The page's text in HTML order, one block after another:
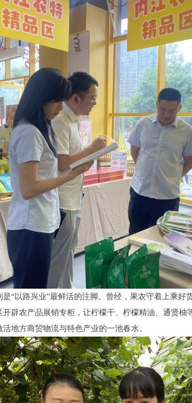
“以路兴业”最鲜活的注脚。曾经，果农守着上乘
辟农产品展销专柜，让柠檬干、柠檬精油、通贤柚
地方商贸物流与特色产业的一池春水。